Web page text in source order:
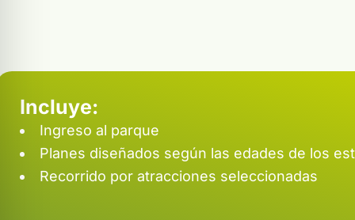
Incluye:
Ingreso al parque
Planes diseñados según las edades de los
Recorrido por atracciones seleccionadas